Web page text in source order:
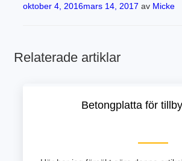
Publicerat
oktober 4, 2016mars 14, 2017 av Micke
Relaterade artiklar
Betongplatta för